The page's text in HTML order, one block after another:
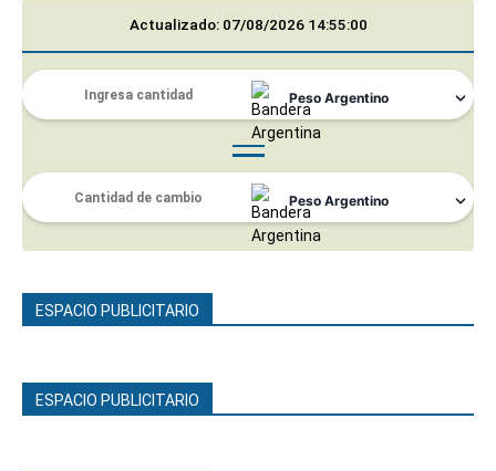
Actualizado: 07/08/2026 14:55:00
ESPACIO PUBLICITARIO
ESPACIO PUBLICITARIO